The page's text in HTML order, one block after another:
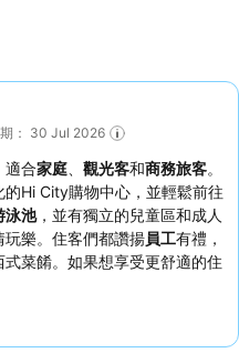
期： 30 Jul 2026
適合家庭 觀光客和商務旅客。
Hi City購物中心，並輕鬆前往
泳池，並有獨立的兒童區和成人
樂。住客們都讚揚員工有禮，
式菜餚。如果想享受更舒適的住